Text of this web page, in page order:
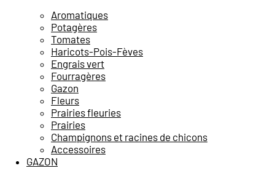
Aromatiques
Potagères
Tomates
Haricots-Pois-Fèves
Engrais vert
Fourragères
Gazon
Fleurs
Prairies fleuries
Prairies
Champignons et racines de chicons
Accessoires
GAZON